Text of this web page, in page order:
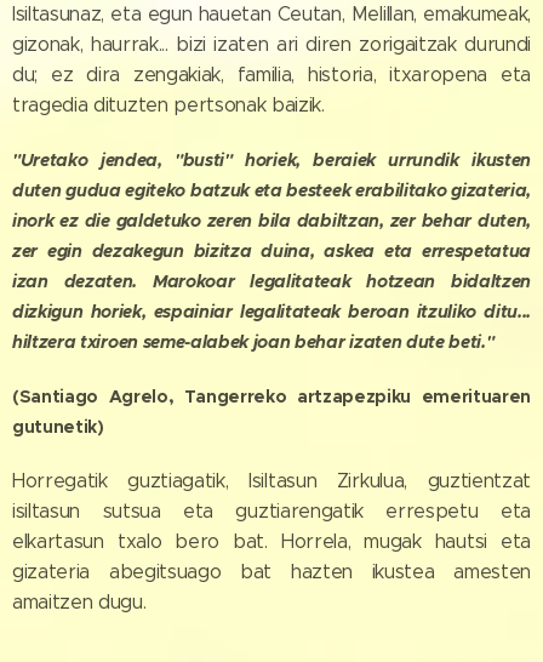
Isiltasunaz, eta egun hauetan Ceutan, Melillan, emakumeak,
gizonak, haurrak... bizi izaten ari diren zorigaitzak durundi
du; ez dira zengakiak, familia, historia, itxaropena eta
tragedia dituzten pertsonak baizik.
"Uretako jendea, "busti" horiek, beraiek urrundik ikusten
duten gudua egiteko batzuk eta besteek erabilitako gizateria,
inork ez die galdetuko zeren bila dabiltzan, zer behar duten,
zer egin dezakegun bizitza duina, askea eta errespetatua
izan dezaten. Marokoar legalitateak hotzean bidaltzen
dizkigun horiek, espainiar legalitateak beroan itzuliko ditu...
hiltzera txiroen seme-alabek joan behar izaten dute beti."
(Santiago Agrelo, Tangerreko artzapezpiku emerituaren
gutunetik)
Horregatik guztiagatik, Isiltasun Zirkulua, guztientzat
isiltasun sutsua eta guztiarengatik errespetu eta
elkartasun txalo bero bat. Horrela, mugak hautsi eta
gizateria abegitsuago bat hazten ikustea amesten
amaitzen dugu.